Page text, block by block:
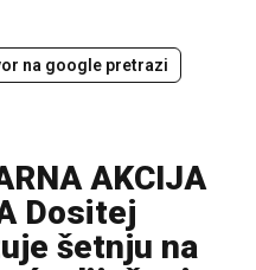
na google pretrazi
AKCIJA
Dositej
šetnju na